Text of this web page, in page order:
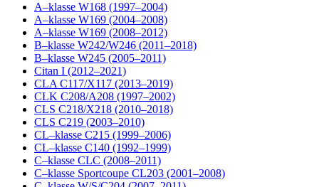
A–klasse W168 (1997–2004)
A–klasse W169 (2004–2008)
A–klasse W169 (2008–2012)
B–klasse W242/W246 (2011–2018)
B–klasse W245 (2005–2011)
Citan I (2012–2021)
CLA C117/X117 (2013–2019)
CLK C208/A208 (1997–2002)
CLS C218/X218 (2010–2018)
CLS C219 (2003–2010)
CL–klasse C215 (1999–2006)
CL–klasse С140 (1992–1999)
C–klasse CLC (2008–2011)
C–klasse Sportcoupe CL203 (2001–2008)